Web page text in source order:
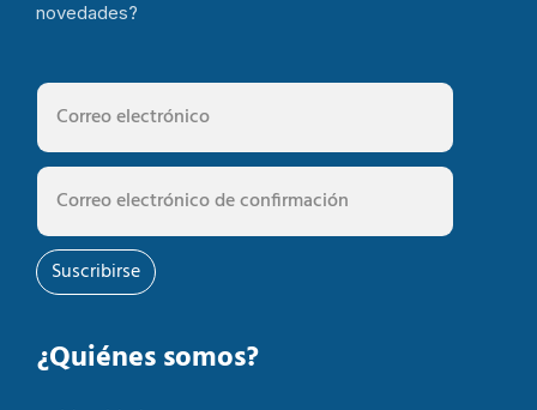
novedades?
Suscribirse
¿Quiénes somos?